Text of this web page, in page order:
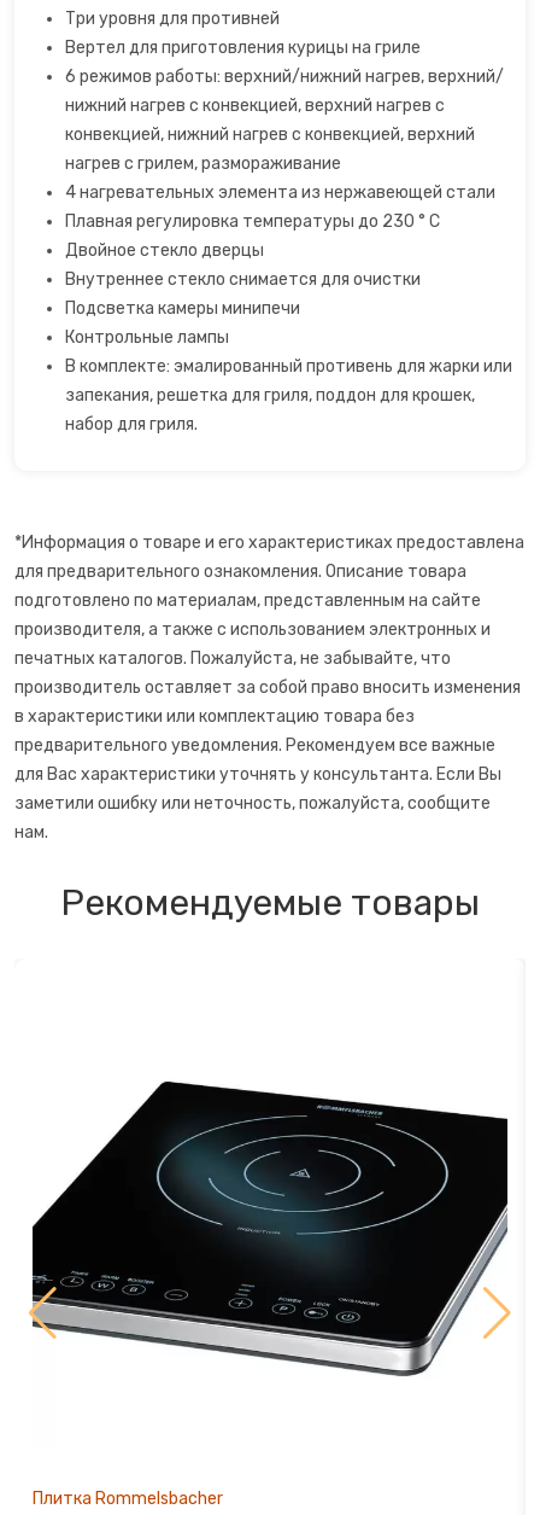
Три уровня для противней
Вертел для приготовления курицы на гриле
6 режимов работы: верхний/нижний нагрев, верхний/
нижний нагрев с конвекцией, верхний нагрев с
конвекцией, нижний нагрев с конвекцией, верхний
нагрев с грилем, размораживание
4 нагревательных элемента из нержавеющей стали
Плавная регулировка температуры до 230 ° C
Двойное стекло дверцы
Внутреннее стекло снимается для очистки
Подсветка камеры минипечи
Контрольные лампы
В комплекте: эмалированный противень для жарки или
запекания, решетка для гриля, поддон для крошек,
набор для гриля.
*Информация о товаре и его характеристиках предоставлена
для предварительного ознакомления. Описание товара
подготовлено по материалам, представленным на сайте
производителя, а также с использованием электронных и
печатных каталогов. Пожалуйста, не забывайте, что
производитель оставляет за собой право вносить изменения
в характеристики или комплектацию товара без
предварительного уведомления. Рекомендуем все важные
для Вас характеристики уточнять у консультанта. Если Вы
заметили ошибку или неточность, пожалуйста, сообщите
нам.
Рекомендуемые товары
Плитка Rommelsbacher
Сахарная вата
Слайсеры для нарезки
Соковарка
Соковыжималки
Су-вид
Сушилки для фруктов
Сэндвичницы
Точилки для ножей электрические
Фритюрницы
Хлебопечки
Чайный автомат
Шоколадные фонтаны